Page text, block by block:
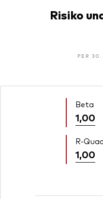
Risiko
PER
Beta
1,00
R-
1,00